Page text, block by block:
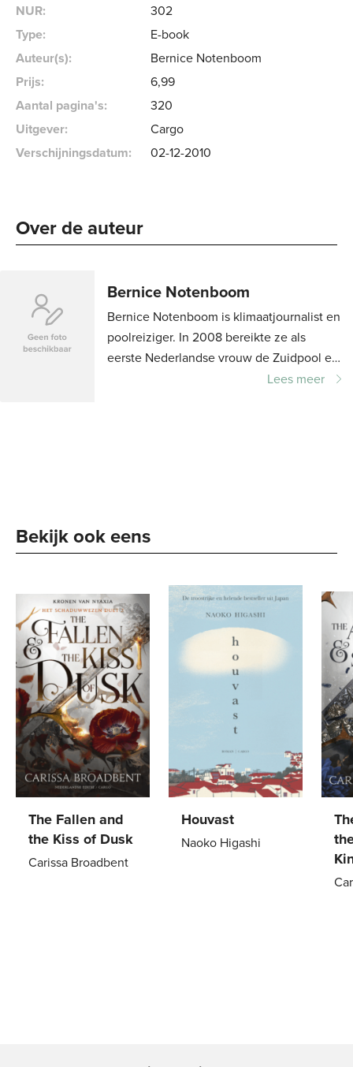
NUR:
302
Type:
E-book
Auteur(s):
Bernice Notenboom
Prijs:
6,99
Aantal pagina's:
320
Uitgever:
Cargo
Verschijningsdatum:
02-12-2010
Over de auteur
Bernice Notenboom
Bernice Notenboom is klimaatjournalist en
poolreiziger. In 2008 bereikte ze als
eerste Nederlandse vrouw de Zuidpool en
in 2009 als tweede Nederlandse vrouw
Lees meer
Bekijk ook eens
The Fallen and
the Kiss of Dusk
Carissa Broadbent
Houvast
Naoko Higashi